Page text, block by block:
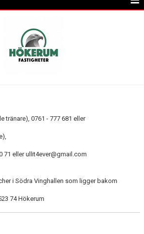
tränare), 0761 - 777 681 eller
71 eller ullit4ever@gmail.com
i Södra Vinghallen som ligger bakom
74 Hökerum